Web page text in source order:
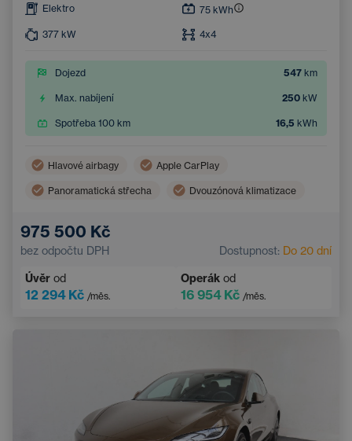
Elektro 75 kWh
377 kW 4x4
Dojezd 547 km
Max. nabíjení 250 kW
Spotřeba 100 km 16,5 kWh
Hlavové airbagy Apple CarPlay
Panoramatická střecha Dvouzónová klimatizace
Automatická klimatizace
Dotykový displej Sportovní volant
975 500 Kč
bez odpočtu DPH Dostupnost: Do 20 dní
Úvěr od
12 294 Kč /měs.
Operák od
16 954 Kč /měs.